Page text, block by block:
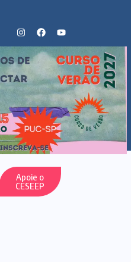
Apoie o
CESEEP